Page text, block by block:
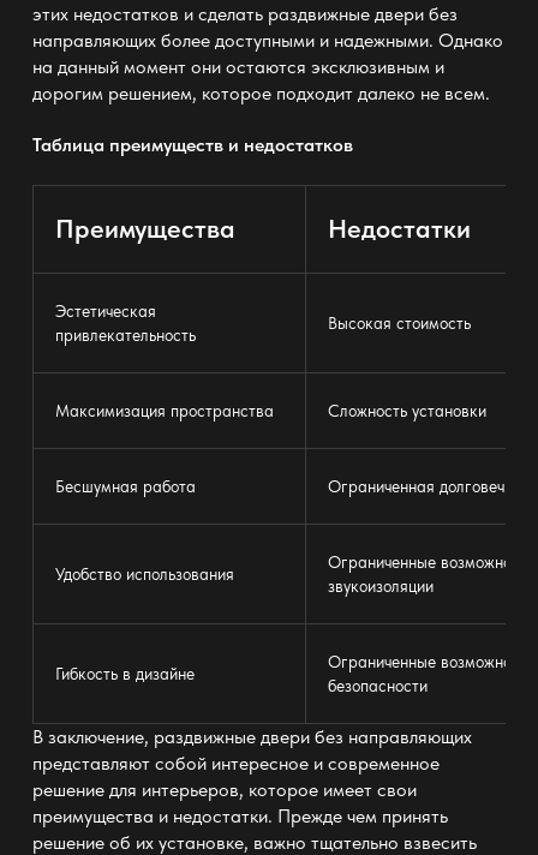
этих недостатков и сделать раздвижные двери без
направляющих более доступными и надежными. Однако
на данный момент они остаются эксклюзивным и
дорогим решением, которое подходит далеко не всем.
Таблица преимуществ и недостатков
Преимущества Недостатки
Эстетическая
привлекательность
Высокая стоимость
Максимизация пространства Сложность установки
Бесшумная работа Ограниченная
Удобство использования
Ограниченные
звукоизоляции
Гибкость в дизайне
Ограниченные
безопасности
В заключение, раздвижные двери без направляющих
представляют собой интересное и современное
решение для интерьеров, которое имеет свои
преимущества и недостатки. Прежде чем принять
решение об их установке, важно тщательно взвесить